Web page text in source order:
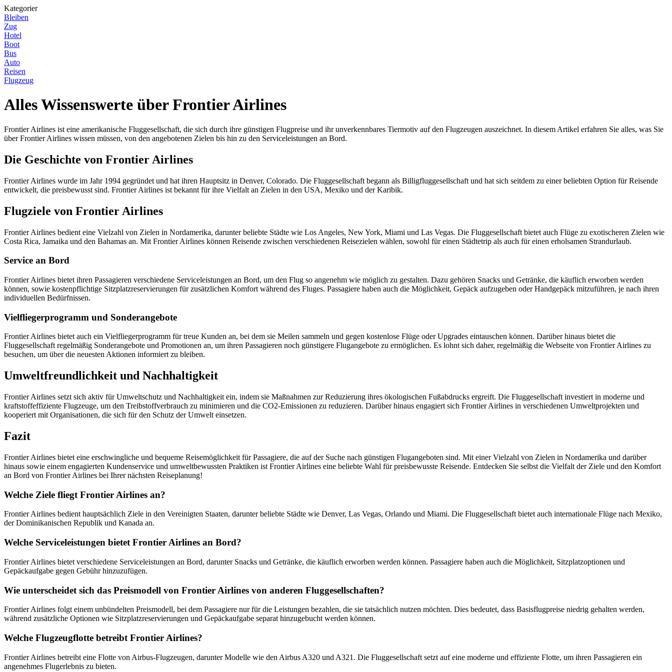
Kategorier
Bleiben
Zug
Hotel
Boot
Bus
Auto
Reisen
Flugzeug
Alles Wissenswerte über Frontier Airlines
Frontier Airlines ist eine amerikanische Fluggesellschaft, die sich durch ihre günstigen Flugpreise und ihr unverkennbares Tiermotiv auf den Flugzeugen auszeichnet. In diesem Artikel erfahren Sie alles, was Sie
über Frontier Airlines wissen müssen, von den angebotenen Zielen bis hin zu den Serviceleistungen an Bord.
Die Geschichte von Frontier Airlines
Frontier Airlines wurde im Jahr 1994 gegründet und hat ihren Hauptsitz in Denver, Colorado. Die Fluggesellschaft begann als Billigfluggesellschaft und hat sich seitdem zu einer beliebten Option für Reisende
entwickelt, die preisbewusst sind. Frontier Airlines ist bekannt für ihre Vielfalt an Zielen in den USA, Mexiko und der Karibik.
Flugziele von Frontier Airlines
Frontier Airlines bedient eine Vielzahl von Zielen in Nordamerika, darunter beliebte Städte wie Los Angeles, New York, Miami und Las Vegas. Die Fluggesellschaft bietet auch Flüge zu exotischeren Zielen wie
Costa Rica, Jamaika und den Bahamas an. Mit Frontier Airlines können Reisende zwischen verschiedenen Reisezielen wählen, sowohl für einen Städtetrip als auch für einen erholsamen Strandurlaub.
Service an Bord
Frontier Airlines bietet ihren Passagieren verschiedene Serviceleistungen an Bord, um den Flug so angenehm wie möglich zu gestalten. Dazu gehören Snacks und Getränke, die käuflich erworben werden
können, sowie kostenpflichtige Sitzplatzreservierungen für zusätzlichen Komfort während des Fluges. Passagiere haben auch die Möglichkeit, Gepäck aufzugeben oder Handgepäck mitzuführen, je nach ihren
individuellen Bedürfnissen.
Vielfliegerprogramm und Sonderangebote
Frontier Airlines bietet auch ein Vielfliegerprogramm für treue Kunden an, bei dem sie Meilen sammeln und gegen kostenlose Flüge oder Upgrades eintauschen können. Darüber hinaus bietet die
Fluggesellschaft regelmäßig Sonderangebote und Promotionen an, um ihren Passagieren noch günstigere Flugangebote zu ermöglichen. Es lohnt sich daher, regelmäßig die Webseite von Frontier Airlines zu
besuchen, um über die neuesten Aktionen informiert zu bleiben.
Umweltfreundlichkeit und Nachhaltigkeit
Frontier Airlines setzt sich aktiv für Umweltschutz und Nachhaltigkeit ein, indem sie Maßnahmen zur Reduzierung ihres ökologischen Fußabdrucks ergreift. Die Fluggesellschaft investiert in moderne und
kraftstoffeffiziente Flugzeuge, um den Treibstoffverbrauch zu minimieren und die CO2-Emissionen zu reduzieren. Darüber hinaus engagiert sich Frontier Airlines in verschiedenen Umweltprojekten und
kooperiert mit Organisationen, die sich für den Schutz der Umwelt einsetzen.
Fazit
Frontier Airlines bietet eine erschwingliche und bequeme Reisemöglichkeit für Passagiere, die auf der Suche nach günstigen Flugangeboten sind. Mit einer Vielzahl von Zielen in Nordamerika und darüber
hinaus sowie einem engagierten Kundenservice und umweltbewussten Praktiken ist Frontier Airlines eine beliebte Wahl für preisbewusste Reisende. Entdecken Sie selbst die Vielfalt der Ziele und den Komfort
an Bord von Frontier Airlines bei Ihrer nächsten Reiseplanung!
Welche Ziele fliegt Frontier Airlines an?
Frontier Airlines bedient hauptsächlich Ziele in den Vereinigten Staaten, darunter beliebte Städte wie Denver, Las Vegas, Orlando und Miami. Die Fluggesellschaft bietet auch internationale Flüge nach Mexiko,
der Dominikanischen Republik und Kanada an.
Welche Serviceleistungen bietet Frontier Airlines an Bord?
Frontier Airlines bietet verschiedene Serviceleistungen an Bord, darunter Snacks und Getränke, die käuflich erworben werden können. Passagiere haben auch die Möglichkeit, Sitzplatzoptionen und
Gepäckaufgabe gegen Gebühr hinzuzufügen.
Wie unterscheidet sich das Preismodell von Frontier Airlines von anderen Fluggesellschaften?
Frontier Airlines folgt einem unbündelten Preismodell, bei dem Passagiere nur für die Leistungen bezahlen, die sie tatsächlich nutzen möchten. Dies bedeutet, dass Basisflugpreise niedrig gehalten werden,
während zusätzliche Optionen wie Sitzplatzreservierungen und Gepäckaufgabe separat hinzugebucht werden können.
Welche Flugzeugflotte betreibt Frontier Airlines?
Frontier Airlines betreibt eine Flotte von Airbus-Flugzeugen, darunter Modelle wie den Airbus A320 und A321. Die Fluggesellschaft setzt auf eine moderne und effiziente Flotte, um ihren Passagieren ein
angenehmes Flugerlebnis zu bieten.